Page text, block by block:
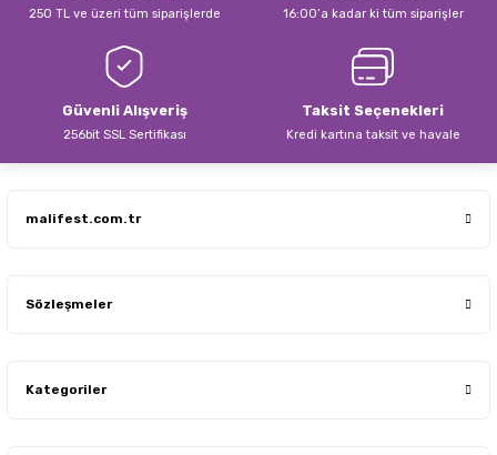
Ürün fiyatı diğer sitelerden daha pahalı.
Bu ürüne benzer farklı alternatifler olmalı.
250 TL ve üzeri tüm siparişlerde 16:00’a kadar ki tüm siparişler
Güvenli Alışveriş
256bit SSL Sertifikası
Taksit Seçenekleri
Kredi kartına taksit ve havale
malifest.com.tr
Sözleşmeler
Kategoriler